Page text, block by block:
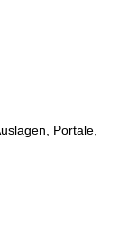
Portale,